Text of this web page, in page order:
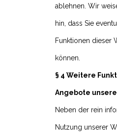
ablehnen. Wir
hin, dass Sie
Funktionen dieser
können.
§ 4 Weitere
Angebote
Neben der rein
Nutzung unserer